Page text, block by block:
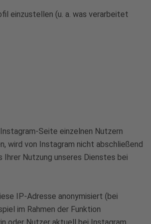
einzustellen (u. a. was verarbeitet
Seite einzelnen Nutzern
wird von Instagram nicht abschließend
Ihrer Nutzung unseres Dienstes bei
IP-Adresse anonymisiert (bei
im Rahmen der Funktion